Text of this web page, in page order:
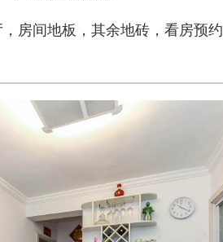
房间地板，其余地砖，看房预约